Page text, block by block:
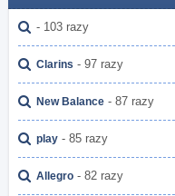
- 103 razy
Clarins - 97 razy
New Balance - 87 razy
play - 85 razy
Allegro - 82 razy